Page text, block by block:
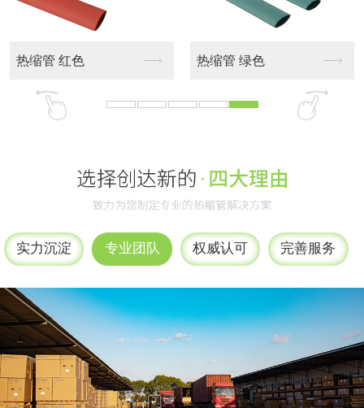
磨砂管 鱼鳞纹 紫色
鱼鳞纹 蓝色 鱼鳞纹 黑色
实力沉淀 专业团队 权威认可 完善服务